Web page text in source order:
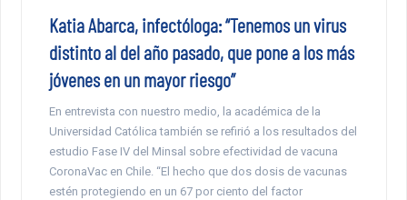
Katia Abarca, infectóloga: “Tenemos un virus
distinto al del año pasado, que pone a los más
jóvenes en un mayor riesgo”
En entrevista con nuestro medio, la académica de la
Universidad Católica también se refirió a los resultados del
estudio Fase IV del Minsal sobre efectividad de vacuna
CoronaVac en Chile. “El hecho que dos dosis de vacunas
estén protegiendo en un 67 por ciento del factor